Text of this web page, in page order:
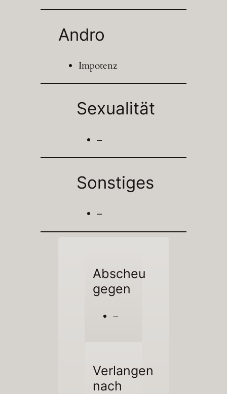
Andro
Impotenz
Sexualität
–
Sonstiges
–
Abscheu
gegen
–
Verlangen
nach